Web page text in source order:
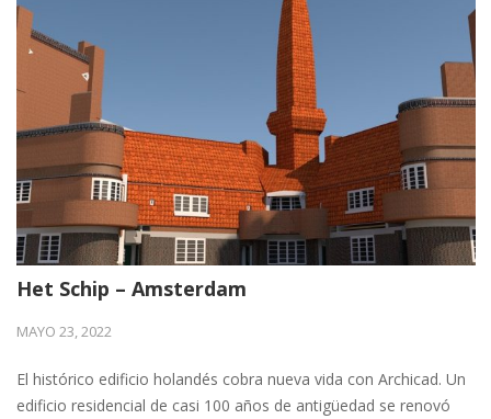
Het Schip – Amsterdam
MAYO 23, 2022
El histórico edificio holandés cobra nueva vida con Archicad. Un
edificio residencial de casi 100 años de antigüedad se renovó